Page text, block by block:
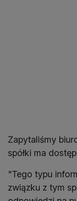
Zapytaliśmy
spółki ma
"Tego typu
związku z tym